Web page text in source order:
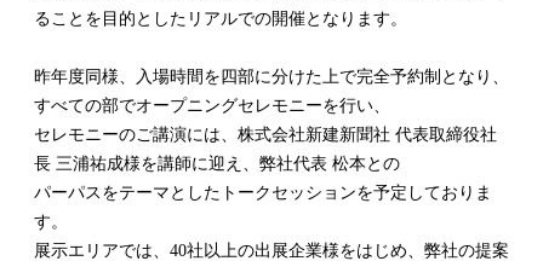
ることを目的としたリアルでの開催となります。
昨年度同様、入場時間を四部に分けた上で完全予約制となり、
すべての部でオープニングセレモニーを行い、
セレモニーのご講演には、株式会社新建新聞社 代表取締役社
長 三浦祐成様を講師に迎え、弊社代表 松本との
パーパスをテーマとしたトークセッションを予定しておりま
す。
展示エリアでは、40社以上の出展企業様をはじめ、弊社の提案